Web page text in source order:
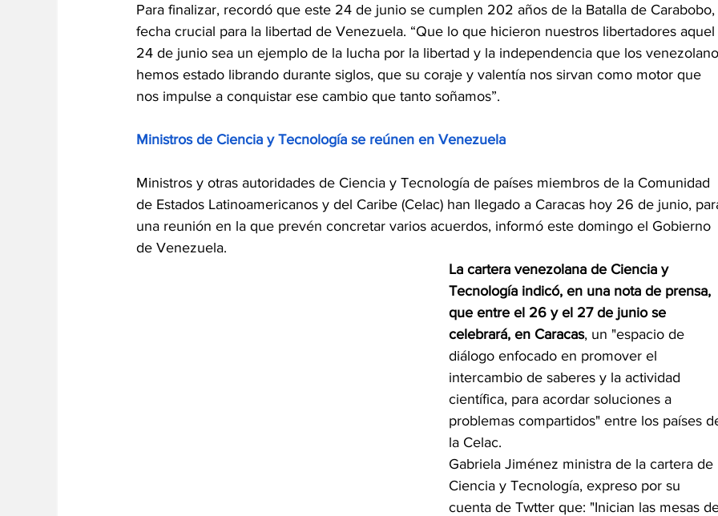
Para finalizar, recordó que este 24 de junio se cumplen 202 años de la Batalla de Carabobo,
fecha crucial para la libertad de Venezuela. “Que lo que hicieron nuestros libertadores aquel
24 de junio sea un ejemplo de la lucha por la libertad y la independencia que los
hemos estado librando durante siglos, que su coraje y valentía nos sirvan como motor que
nos impulse a conquistar ese cambio que tanto soñamos”.
Ministros de Ciencia y Tecnología se reúnen en Venezuela
Ministros y otras autoridades de Ciencia y Tecnología de países miembros de la Comunidad
de Estados Latinoamericanos y del Caribe (Celac) han llegado a Caracas hoy 26 de junio,
una reunión en la que prevén concretar varios acuerdos, informó este domingo el Gobierno
de Venezuela.
La cartera venezolana de Ciencia y
Tecnología indicó, en una nota de prensa,
que entre el 26 y el 27 de junio se
celebrará, en Caracas, un "espacio de
diálogo enfocado en promover el
intercambio de saberes y la actividad
científica, para acordar soluciones a
problemas compartidos" entre los países
la Celac.
Gabriela Jiménez ministra de la cartera de
Ciencia y Tecnología, expreso por su
cuenta de Twtter que: "Inician las mesas